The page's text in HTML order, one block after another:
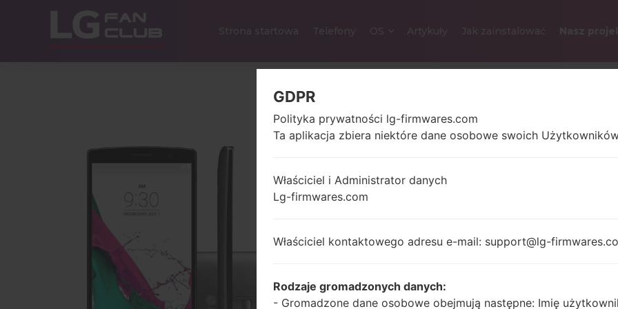
Strona startowa Telefony OS Artykuły Jak zainstalować Nasz
LG H735AR
ciała)
1080 x 1920 pikseli
4x1.5 GHz Cortex-
A53 & 4x1.0 GHz
GDPR
Polityka prywatności lg-firmwares.com
Ta aplikacja zbiera niektóre dane osobowe swoich
Właściciel i Administrator danych
Lg-firmwares.com
Właściciel kontaktowego adresu e-mail: support@lg-
Rodzaje gromadzonych danych:
- Gromadzone dane osobowe obejmują następne: Imię